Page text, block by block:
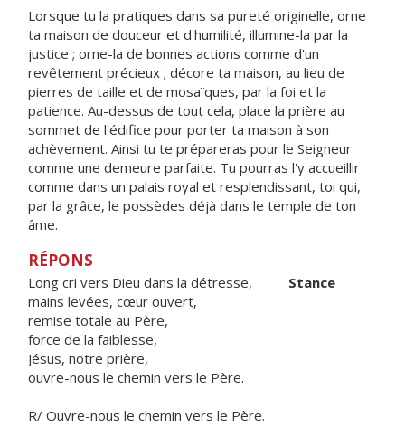
Lorsque tu la pratiques dans sa pureté originelle, orne
ta maison de douceur et d'humilité, illumine-la par la
justice ; orne-la de bonnes actions comme d'un
revêtement précieux ; décore ta maison, au lieu de
pierres de taille et de mosaïques, par la foi et la
patience. Au-dessus de tout cela, place la prière au
sommet de l'édifice pour porter ta maison à son
achèvement. Ainsi tu te prépareras pour le Seigneur
comme une demeure parfaite. Tu pourras l'y accueillir
comme dans un palais royal et resplendissant, toi qui,
par la grâce, le possèdes déjà dans le temple de ton
âme.
RÉPONS
Long cri vers Dieu dans la détresse, Stance
mains levées, cœur ouvert,
remise totale au Père,
force de la faiblesse,
Jésus, notre prière,
ouvre-nous le chemin vers le Père.
R/ Ouvre-nous le chemin vers le Père.